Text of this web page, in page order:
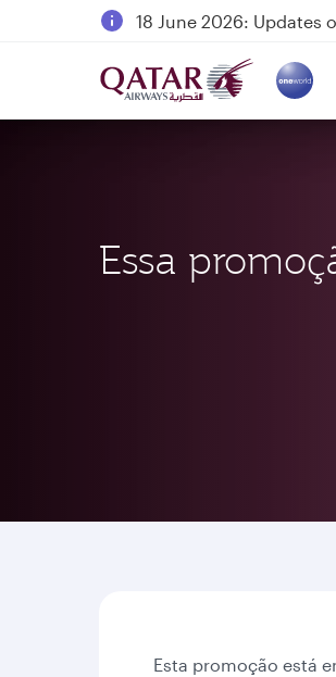
18 June 2026: Updates
6 August 2026: Qatar
Qatar Airways Expands
Essa
Esta promoção está